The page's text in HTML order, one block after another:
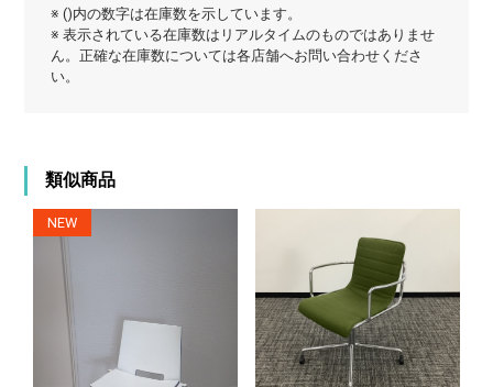
※ ()内の数字は在庫数を示しています。
※ 表示されている在庫数はリアルタイムのものではありませ
ん。正確な在庫数については各店舗へお問い合わせくださ
い。
類似商品
NEW